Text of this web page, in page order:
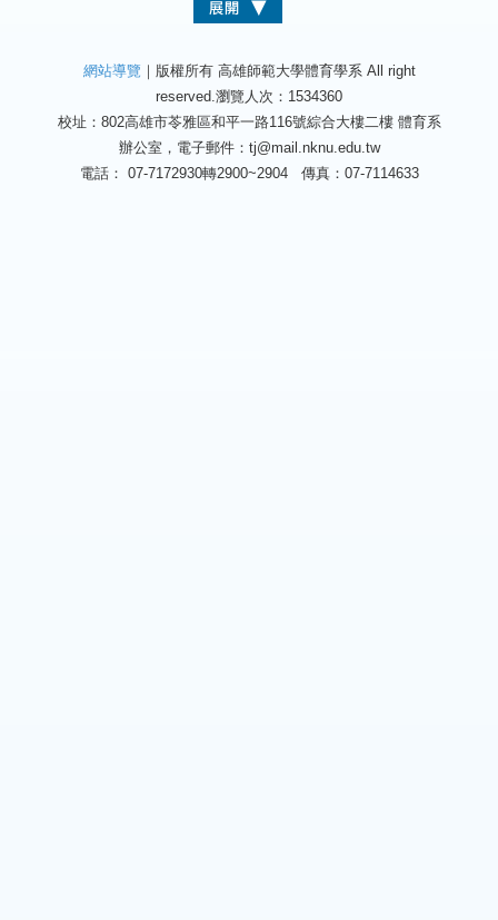
網站導覽 ｜版權所有 高雄師範大學體育學系 All right
reserved. 瀏覽人次：1534360
校址：802高雄市苓雅區和平一路116號綜合大樓二樓 體育系
辦公室，電子郵件：tj@mail.nknu.edu.tw
電話： 07-7172930轉2900~2904 傳真：07-7114633